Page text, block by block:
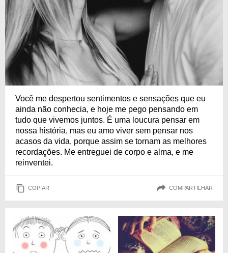
Você me despertou sentimentos e sensações que eu
ainda não conhecia, e hoje me pego pensando em
tudo que vivemos juntos. É uma loucura pensar em
nossa história, mas eu amo viver sem pensar nos
acasos da vida, porque assim se tornam as melhores
recordações. Me entreguei de corpo e alma, e me
reinventei.
COPIAR COMPARTILHAR